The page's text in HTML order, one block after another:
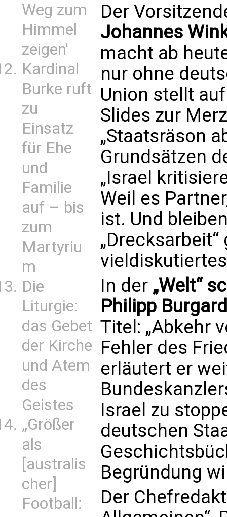
Weg zum
Himmel
zeigen'
Kardinal
Burke ruft
zu
Einsatz
für Ehe
und
Familie
auf – bis
zum
Martyriu
m
Die
Liturgie:
das Gebet
der Kirche
und Atem
des
Geistes
„Größer
als
[australis
cher]
Football:
Der
Johannes
macht ab
nur ohne
Union stellt
Slides zur
„Staatsräson
Grundsätzen
„Israel
Weil es
ist. Und
In der „Welt“
Philipp Burgard
Titel: „Abkehr
Fehler des
erläutert er
Israel zu
deutschen
Begründung
Der